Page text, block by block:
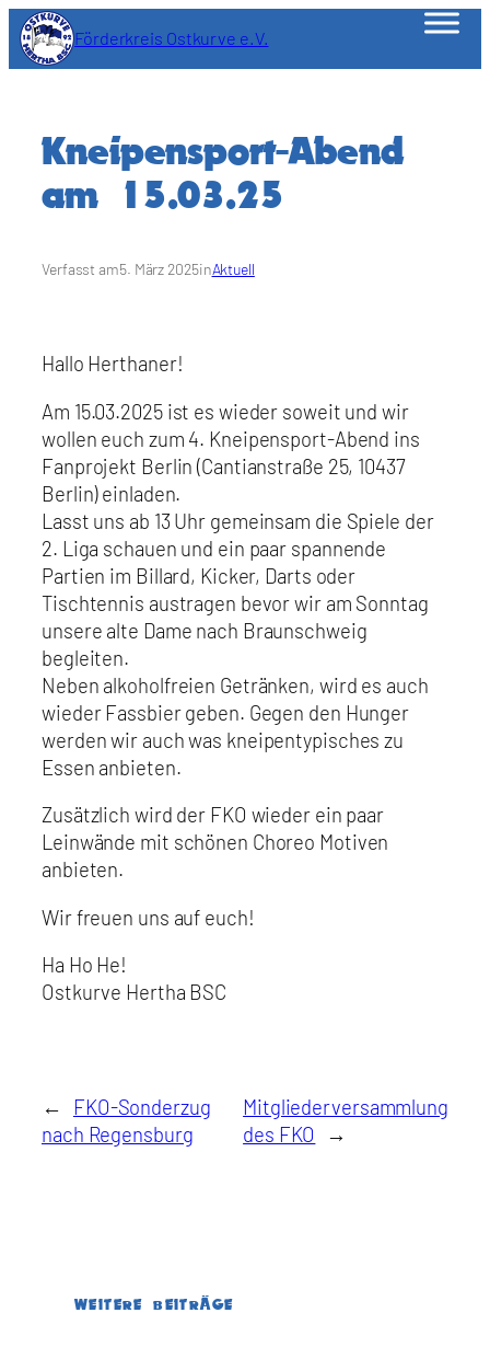
Zum
Inhalt
springen
Förderkreis Ostkurve e.V.
Kneipensport-Abend
am 15.03.25
Verfasst am5. März 2025inAktuell
Hallo Herthaner!
Am 15.03.2025 ist es wieder soweit und wir
wollen euch zum 4. Kneipensport-Abend ins
Fanprojekt Berlin (Cantianstraße 25, 10437
Berlin) einladen.
Lasst uns ab 13 Uhr gemeinsam die Spiele der
2. Liga schauen und ein paar spannende
Partien im Billard, Kicker, Darts oder
Tischtennis austragen bevor wir am Sonntag
unsere alte Dame nach Braunschweig
begleiten.
Neben alkoholfreien Getränken, wird es auch
wieder Fassbier geben. Gegen den Hunger
werden wir auch was kneipentypisches zu
Essen anbieten.
Zusätzlich wird der FKO wieder ein paar
Leinwände mit schönen Choreo Motiven
anbieten.
Wir freuen uns auf euch!
Ha Ho He!
Ostkurve Hertha BSC
←
FKO-Sonderzug
nach Regensburg
Mitgliederversammlung
des FKO
→
WEITERE BEITRÄGE